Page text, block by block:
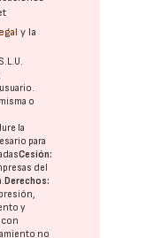
y la
o
la
para
Cesión:
del
Derechos:
y
no